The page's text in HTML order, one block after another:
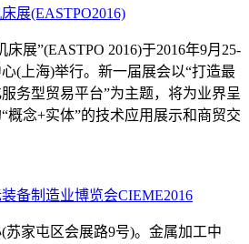
展(EASTPO2016)
床展”(EASTPO 2016)于2016年9月25-
(上海)举行。新一届展会以“打造最
务型贸易平台”为主题，将为业界呈
概念+实体”的技术应用展示和商贸交
备制造业博览会CIEME2016
苏家屯区会展路9号)。金属加工中